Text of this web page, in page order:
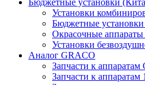
Установки
Бюджетные
Окрасочные
Установки
Аналог GRACO
Запчасти к
Запчасти к